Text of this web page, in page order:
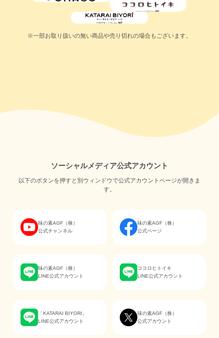
※一部お取り扱いの無い商品や売り切れの場合もございます。
ソーシャルメディア公式アカウント
以下のボタンを押すと別ウィンドウで公式アカウントページが開きま
す。
味の素AGF（株）
公式チャンネル
味の素AGF（株）
公式ページ
味の素AGF（株）
LINE公式アカウント
ココロヒトイキ
LINE公式アカウント
「KATARAI BIYORI」
LINE公式アカウント
味の素AGF（株）
公式アカウント